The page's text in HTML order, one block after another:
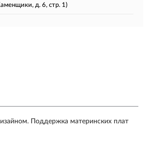
д. 6, стр. 1)
Поддержка материнских плат